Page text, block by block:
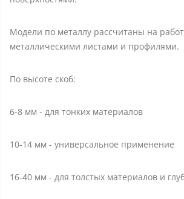
Модели по металлу рассчитаны на
металлическими листами и профилями.
По высоте скоб:
6-8 мм - для тонких материалов
10-14 мм - универсальное применение
16-40 мм - для толстых материалов и